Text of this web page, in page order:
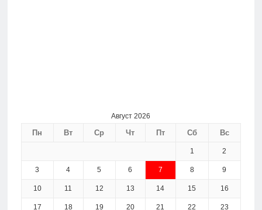
Август 2026
Пн Вт Ср Чт Пт Сб Вс
1 2
3 4 5 6 7 8 9
10 11 12 13 14 15 16
17 18 19 20 21 22 23